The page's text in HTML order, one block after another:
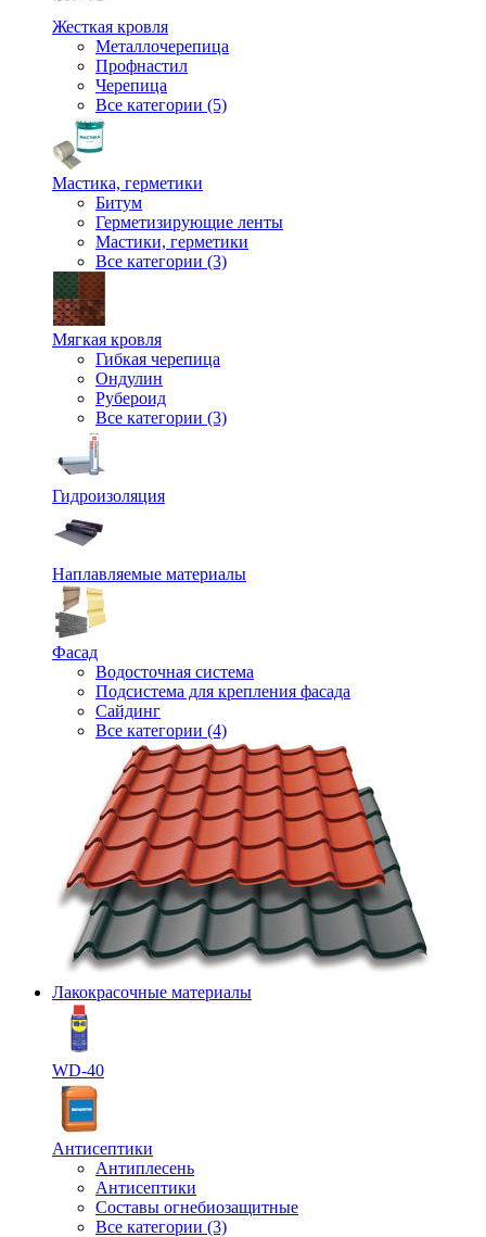
Жесткая кровля
Металлочерепица
Профнастил
Черепица
Все категории (5)
Мастика, герметики
Битум
Герметизирующие ленты
Мастики, герметики
Все категории (3)
Мягкая кровля
Гибкая черепица
Ондулин
Рубероид
Все категории (3)
Гидроизоляция
Наплавляемые материалы
Фасад
Водосточная система
Подсистема для крепления фасада
Сайдинг
Все категории (4)
Лакокрасочные материалы
WD-40
Антисептики
Антиплесень
Антисептики
Составы огнебиозащитные
Все категории (3)